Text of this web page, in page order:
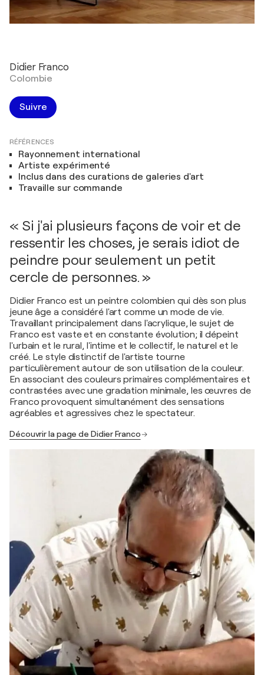
Didier Franco
Colombie
Suivre
RÉFÉRENCES
Rayonnement international
Artiste expérimenté
Inclus dans des curations de galeries d'art
Travaille sur commande
« Si j'ai plusieurs façons de voir et de
ressentir les choses, je serais idiot de
peindre pour seulement un petit
cercle de personnes. »
Didier Franco est un peintre colombien qui dès son plus
jeune âge a considéré l'art comme un mode de vie.
Travaillant principalement dans l'acrylique, le sujet de
Franco est vaste et en constante évolution; il dépeint
l'urbain et le rural, l'intime et le collectif, le naturel et le
créé. Le style distinctif de l'artiste tourne
particulièrement autour de son utilisation de la couleur.
En associant des couleurs primaires complémentaires et
contrastées avec une gradation minimale, les œuvres de
Franco provoquent simultanément des sensations
agréables et agressives chez le spectateur.
Découvrir la page de Didier Franco